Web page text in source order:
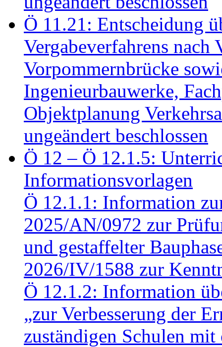
Ö 11.21: Entscheidung
Vergabeverfahrens
Vorpommernbrücke
Ingenieurbauwerke,
Objektplanung
ungeändert beschlossen
Ö 12 – Ö 12.1.5:
Informationsvorlagen
Ö 12.1.1: Information
2025/AN/0972 zur
und gestaffelter
2026/IV/1588 zur
Ö 12.1.2: Information
„zur Verbesserung der
zuständigen Schulen